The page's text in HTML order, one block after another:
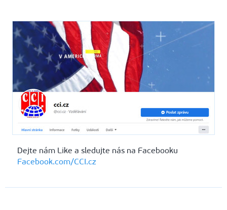
Dejte nám Like a sledujte nás na Facebooku
Facebook.com/CCI.cz